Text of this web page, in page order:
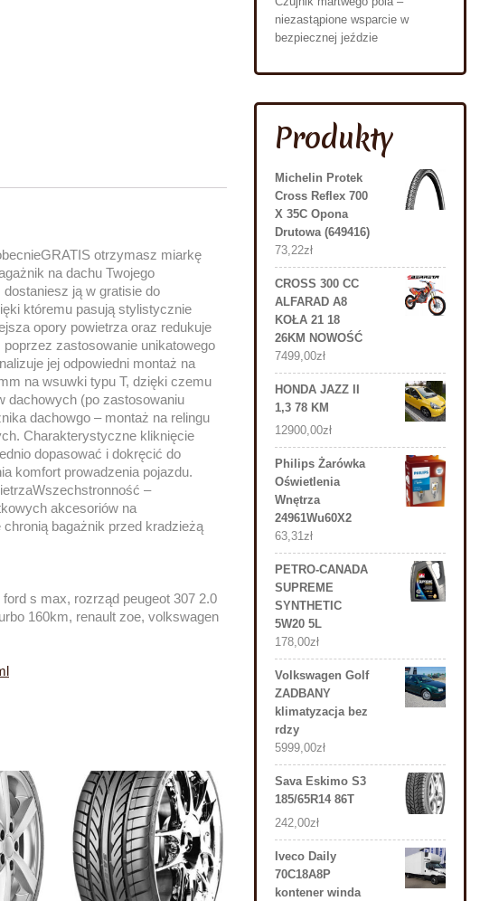
otrzymasz miarkę
na dachu Twojego
ją w gratisie do
któremu pasują stylistycznie
opory powietrza oraz redukuje
zastosowanie unikatowego
jej odpowiedni montaż na
na wsuwki typu T, dzięki czemu
dachowych (po zastosowaniu
dachowgo – montaż na relingu
Charakterystyczne kliknięcie
dopasować i dokręcić do
komfort prowadzenia pojazdu.
–
akcesoriów na
bagażnik przed kradzieżą
s max, rozrząd peugeot 307 2.0
160km, renault zoe, volkswagen
niezastąpione wsparcie w
bezpiecznej jeździe
Produkty
Michelin Protek
Cross Reflex 700
X 35C Opona
Drutowa (649416)
73,22zł
CROSS 300 CC
ALFARAD A8
KOŁA 21 18
26KM NOWOŚĆ
7499,00zł
HONDA JAZZ II
1,3 78 KM
12900,00zł
Philips Żarówka
Oświetlenia
Wnętrza
24961Wu60X2
63,31zł
PETRO-CANADA
SUPREME
SYNTHETIC
5W20 5L
178,00zł
Volkswagen Golf
ZADBANY
klimatyzacja bez
rdzy
5999,00zł
Sava Eskimo S3
185/65R14 86T
242,00zł
Iveco Daily
70C18A8P
kontener winda